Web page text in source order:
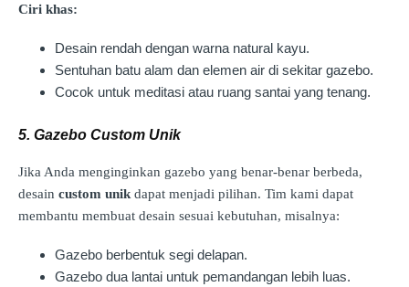
Ciri khas:
Desain rendah dengan warna natural kayu.
Sentuhan batu alam dan elemen air di sekitar gazebo.
Cocok untuk meditasi atau ruang santai yang tenang.
5. Gazebo Custom Unik
Jika Anda menginginkan gazebo yang benar-benar berbeda,
desain custom unik dapat menjadi pilihan. Tim kami dapat
membantu membuat desain sesuai kebutuhan, misalnya:
Gazebo berbentuk segi delapan.
Gazebo dua lantai untuk pemandangan lebih luas.